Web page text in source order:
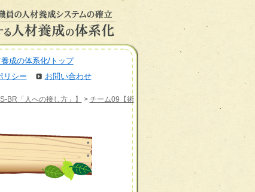
成の体系化/トップ
リシー お問い合わせ
BR「人への接し方」】 > チーム09【術